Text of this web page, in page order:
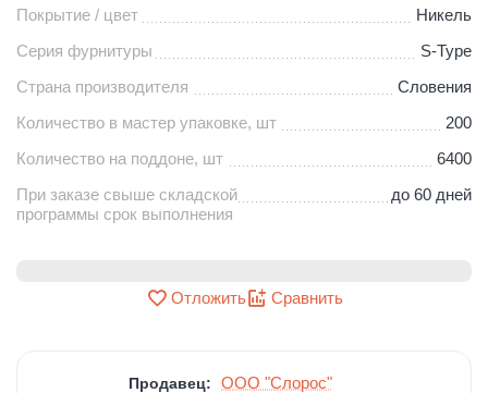
Покрытие / цвет
Никель
Серия фурнитуры
S-Type
Страна производителя
Словения
Количество в мастер упаковке, шт
200
Количество на поддоне, шт
6400
При заказе свыше складской
программы срок выполнения
до 60 дней
Отложить Сравнить
Продавец: ООО "Слорос"